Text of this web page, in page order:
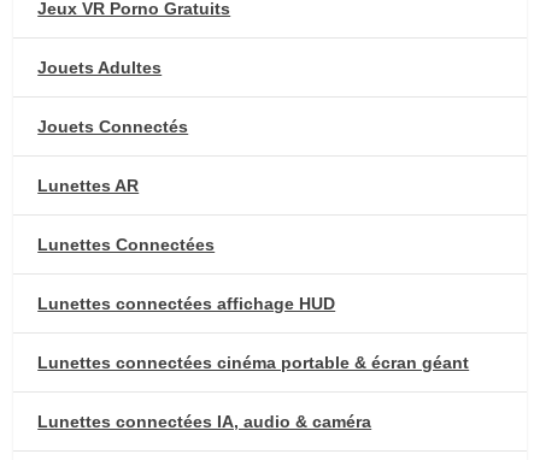
Jeux VR Porno Gratuits
Jouets Adultes
Jouets Connectés
Lunettes AR
Lunettes Connectées
Lunettes connectées affichage HUD
Lunettes connectées cinéma portable & écran géant
Lunettes connectées IA, audio & caméra